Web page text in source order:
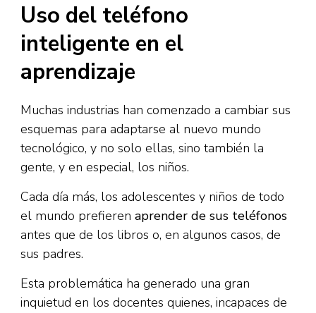
Uso del teléfono
inteligente en el
aprendizaje
Muchas industrias han comenzado a cambiar sus
esquemas para adaptarse al nuevo mundo
tecnológico, y no solo ellas, sino también la
gente, y en especial, los niños.
Cada día más, los adolescentes y niños de todo
el mundo prefieren aprender de sus teléfonos
antes que de los libros o, en algunos casos, de
sus padres.
Esta problemática ha generado una gran
inquietud en los docentes quienes, incapaces de